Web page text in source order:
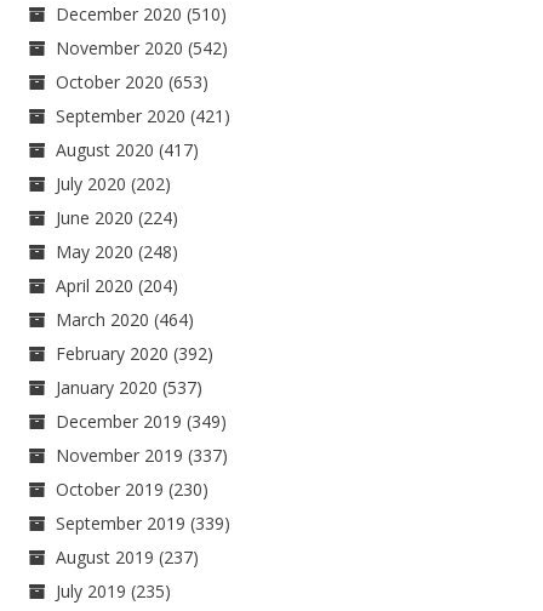
December 2020 (510)
November 2020 (542)
October 2020 (653)
September 2020 (421)
August 2020 (417)
July 2020 (202)
June 2020 (224)
May 2020 (248)
April 2020 (204)
March 2020 (464)
February 2020 (392)
January 2020 (537)
December 2019 (349)
November 2019 (337)
October 2019 (230)
September 2019 (339)
August 2019 (237)
July 2019 (235)